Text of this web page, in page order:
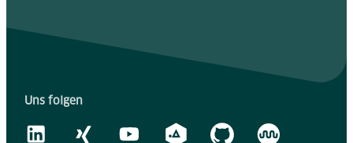
Uns folgen